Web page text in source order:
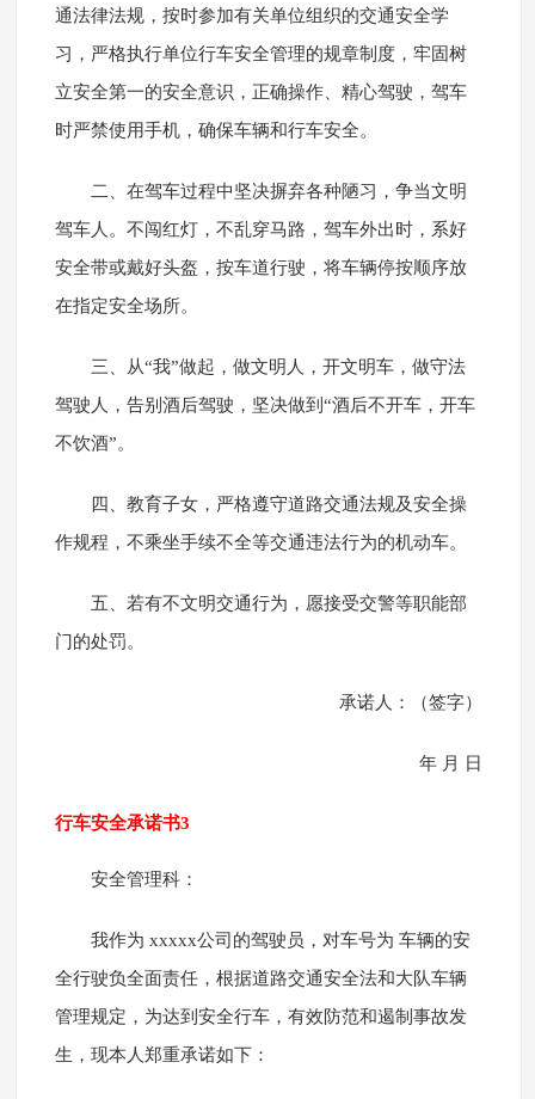
通法律法规，按时参加有关单位组织的交通安全学
习，严格执行单位行车安全管理的规章制度，牢固树
立安全第一的安全意识，正确操作、精心驾驶，驾车
时严禁使用手机，确保车辆和行车安全。
二、在驾车过程中坚决摒弃各种陋习，争当文明
驾车人。不闯红灯，不乱穿马路，驾车外出时，系好
安全带或戴好头盔，按车道行驶，将车辆停按顺序放
在指定安全场所。
三、从“我”做起，做文明人，开文明车，做守法
驾驶人，告别酒后驾驶，坚决做到“酒后不开车，开车
不饮酒”。
四、教育子女，严格遵守道路交通法规及安全操
作规程，不乘坐手续不全等交通违法行为的机动车。
五、若有不文明交通行为，愿接受交警等职能部
门的处罚。
承诺人：（签字）
年 月 日
行车安全承诺书3
安全管理科：
我作为 xxxxx公司的驾驶员，对车号为 车辆的安
全行驶负全面责任，根据道路交通安全法和大队车辆
管理规定，为达到安全行车，有效防范和遏制事故发
生，现本人郑重承诺如下：